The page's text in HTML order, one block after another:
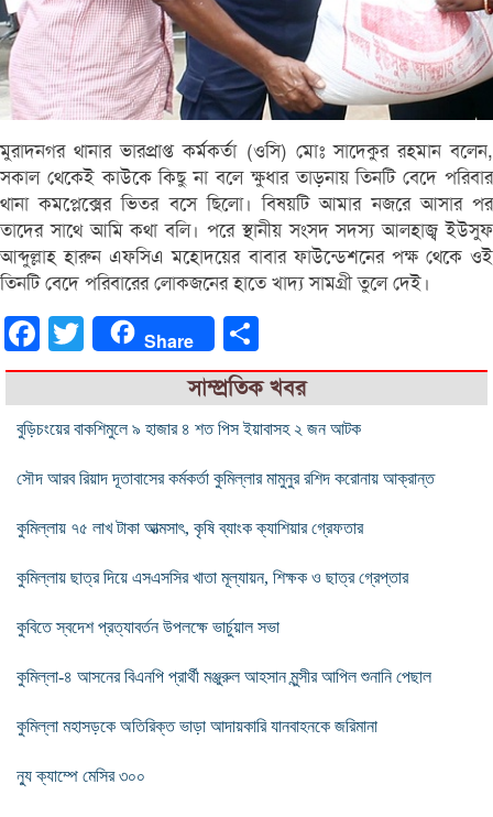
মুরাদনগর থানার ভারপ্রাপ্ত কর্মকর্তা (ওসি) মোঃ সাদেকুর রহমান বলেন,
সকাল থেকেই কাউকে কিছু না বলে ক্ষুধার তাড়নায় তিনটি বেদে পরিবার
থানা কমপ্লেক্সের ভিতর বসে ছিলো। বিষয়টি আমার নজরে আসার পর
তাদের সাথে আমি কথা বলি। পরে স্থানীয় সংসদ সদস্য আলহাজ্ব ইউসুফ
আব্দুল্লাহ হারুন এফসিএ মহোদয়ের বাবার ফাউন্ডেশনের পক্ষ থেকে ওই
তিনটি বেদে পরিবারের লোকজনের হাতে খাদ্য সামগ্রী তুলে দেই।
FacebookTwitter Share
সাম্প্রতিক খবর
বুড়িচংয়ের বাকশিমুলে ৯ হাজার ৪ শত পিস ইয়াবাসহ ২ জন আটক
সৌদ আরব রিয়াদ দূতাবাসের কর্মকর্তা কুমিল্লার মামুনুর রশিদ করোনায় আক্রান্ত
কুমিল্লায় ৭৫ লাখ টাকা আত্মসাৎ, কৃষি ব্যাংক ক্যাশিয়ার গ্রেফতার
কুমিল্লায় ছাত্র দিয়ে এসএসসির খাতা মূল্যায়ন, শিক্ষক ও ছাত্র গ্রেপ্তার
কুবিতে স্বদেশ প্রত্যাবর্তন উপলক্ষে ভার্চুয়াল সভা
কুমিল্লা-৪ আসনের বিএনপি প্রার্থী মঞ্জুরুল আহসান মুন্সীর আপিল শুনানি পেছাল
কুমিল্লা মহাসড়কে অতিরিক্ত ভাড়া আদায়কারি যানবাহনকে জরিমানা
ন্যু ক্যাম্পে মেসির ৩০০